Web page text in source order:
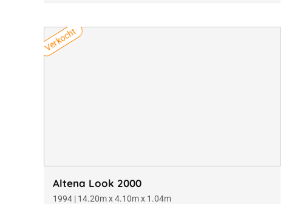
Verkocht
Altena Look 2000
1994 | 14.20m x 4.10m x 1.04m